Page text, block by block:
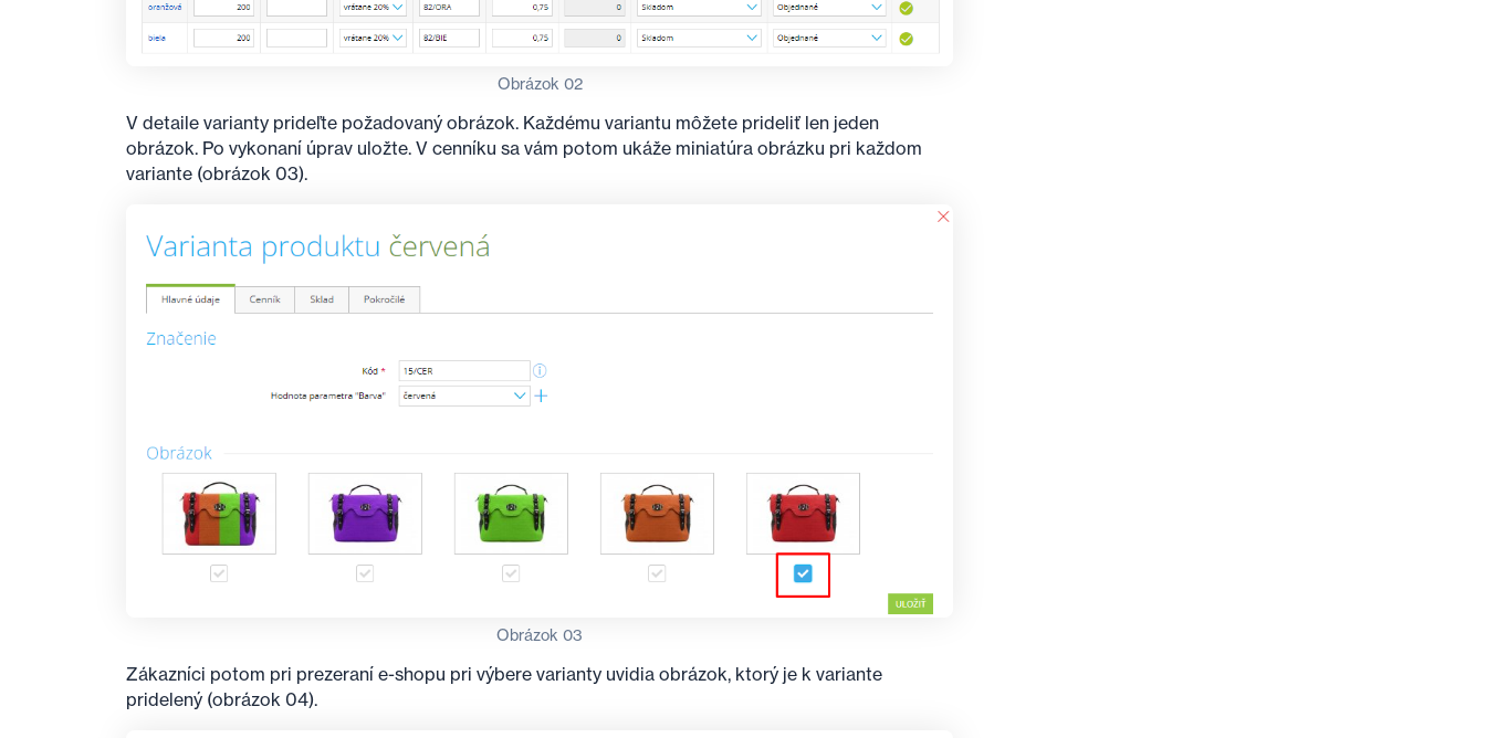
Obrázok 02
V detaile varianty prideľte požadovaný obrázok. Každému variantu môžete prideliť len jeden
obrázok. Po vykonaní úprav uložte. V cenníku sa vám potom ukáže miniatúra obrázku pri každom
variante (obrázok 03).
Obrázok 03
Zákazníci potom pri prezeraní e-shopu pri výbere varianty uvidia obrázok, ktorý je k variante
pridelený (obrázok 04).